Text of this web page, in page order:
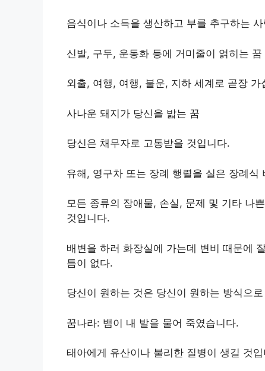
음식이나 소득을 생산하고 부를 추구하는
신발, 구두, 운동화 등에 거미줄이 얽히는 꿈
외출, 여행, 여행, 불운, 지하 세계로 곧장
사나운 돼지가 당신을 밟는 꿈
당신은 채무자로 고통받을 것입니다.
유해, 영구차 또는 장례 행렬을 실은 장례식
모든 종류의 장애물, 손실, 문제 및 기타 나
것입니다.
배변을 하러 화장실에 가는데 변비 때문에
틈이 없다.
당신이 원하는 것은 당신이 원하는 방식으
꿈나라: 뱀이 내 발을 물어 죽였습니다.
태아에게 유산이나 불리한 질병이 생길 것